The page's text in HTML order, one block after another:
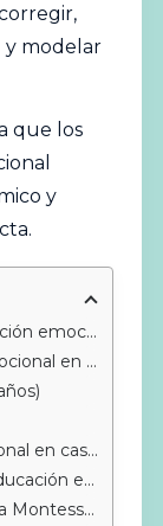
y modelar
que los
y
emocional
Montessori
prácticas
emocional
natural